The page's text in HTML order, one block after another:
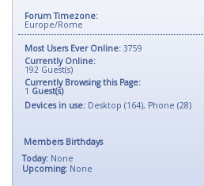
Forum Timezone:
Europe/Rome
Most Users Ever Online: 3759
Currently Online:
192 Guest(s)
Currently Browsing this Page:
1 Guest(s)
Devices in use: Desktop (164), Phone (28)
Members Birthdays
Today: None
Upcoming: None